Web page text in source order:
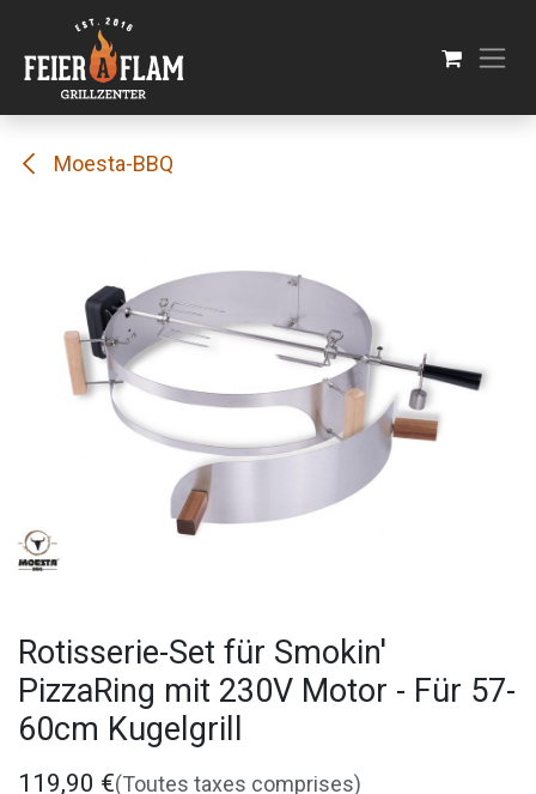
Se rendre au contenu
Moesta-BBQ
Rotisserie-Set für Smokin'
PizzaRing mit 230V Motor - Für 57-
60cm Kugelgrill
119,90 €(Toutes taxes comprises)